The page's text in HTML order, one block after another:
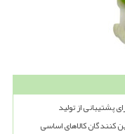
پشتیبانی از تولید